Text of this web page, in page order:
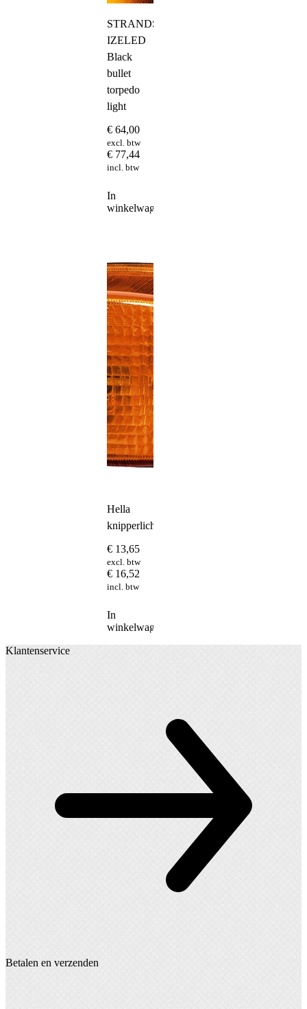
STRANDS
IZELED
Black
bullet
torpedo
light
€ 64,00
excl. btw
€ 77,44
incl. btw
In
winkelwagen
Hella
knipperlicht
€ 13,65
excl. btw
€ 16,52
incl. btw
In
winkelwagen
Klantenservice
Betalen en verzenden